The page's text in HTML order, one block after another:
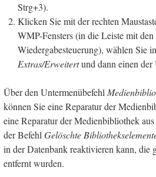
Strg+3).
Klicken Sie mit der rechten
WMP-Fensters (in die Leiste mit
Wiedergabesteuerung), wählen Sie
Extras/Erweitertund dann einen
Über den Untermenübefehl
können Sie eine Reparatur der
eine Reparatur der Medienbibliothek
der BefehlGelöschte
in der Datenbank reaktivieren kann, die
entfernt wurden.